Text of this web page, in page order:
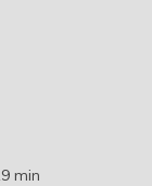
min